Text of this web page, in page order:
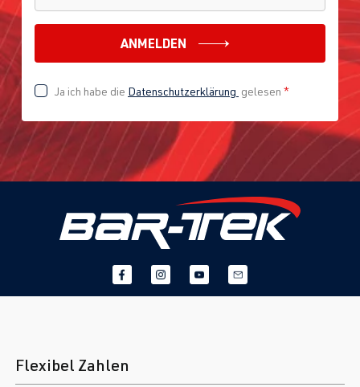
ANMELDEN
Ja ich habe die Datenschutzerklärung gelesen *
Flexibel Zahlen